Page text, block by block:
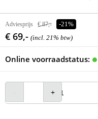
Adviesprijs € 87,- -21%
€ 69,- (incl. 21% btw)
Online voorraadstatus: